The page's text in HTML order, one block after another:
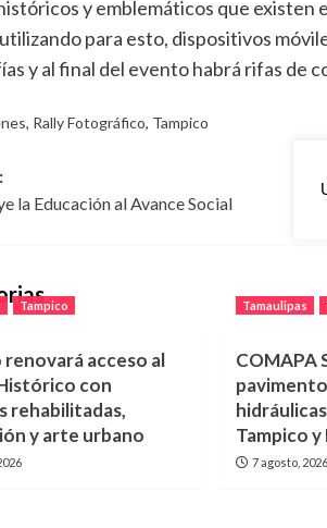
y emblemáticos que
para esto, dispositivos
y al final del evento habrá rifas de
, Rally Fotográfico, Tampico
la Educación al Avance Social
Tampico
renovará acceso al
con
rehabilitadas,
y arte urbano
Tamaulipas
COMAPA
Tampico
7 agosto, 2026